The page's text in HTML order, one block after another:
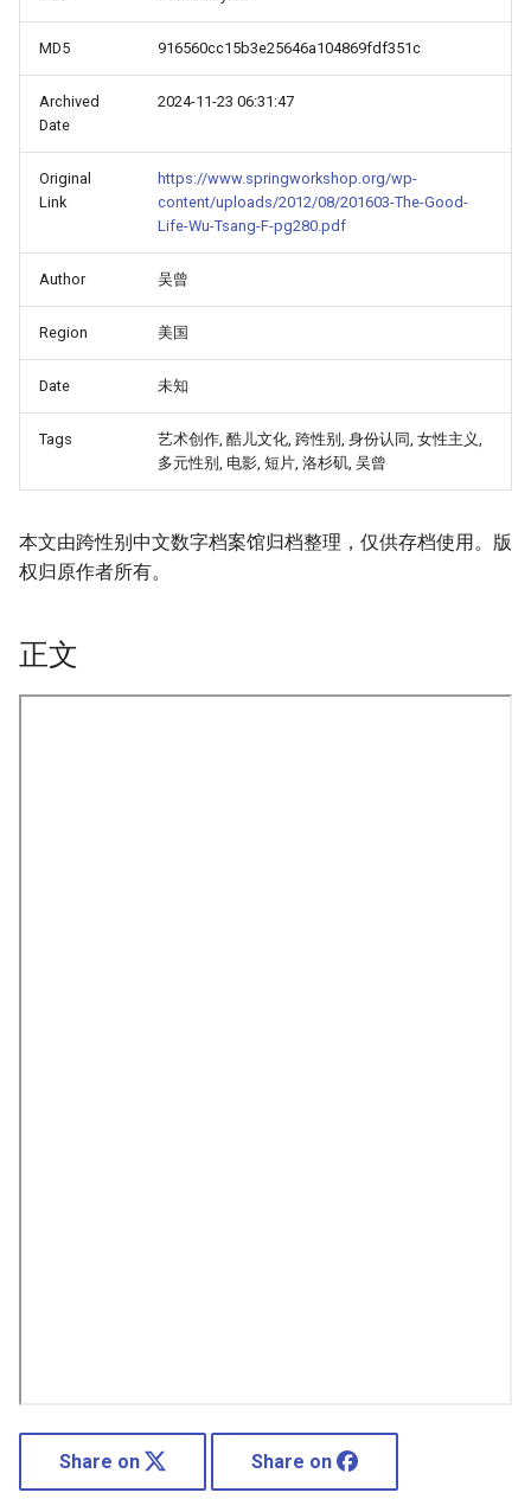
MD5 916560cc15b3e25646a104869fdf351c
Archived
Date
2024-11-23 06:31:47
Original
Link
https://www.springworkshop.org/wp-
content/uploads/2012/08/201603-The-Good-
Life-Wu-Tsang-F-pg280.pdf
Author 吴曾
Region 美国
Date 未知
Tags
艺术创作, 酷儿文化, 跨性别, 身份认同, 女性主义,
多元性别, 电影, 短片, 洛杉矶, 吴曾
本文由跨性别中文数字档案馆归档整理，仅供存档使用。版
权归原作者所有。
正文
Share on Share on